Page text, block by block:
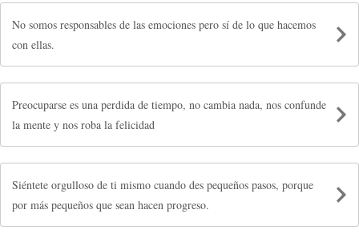
No somos responsables de las emociones pero sí de lo que hacemos
con ellas.
Preocuparse es una perdida de tiempo, no cambia nada, nos confunde
la mente y nos roba la felicidad
Siéntete orgulloso de ti mismo cuando des pequeños pasos, porque
por más pequeños que sean hacen progreso.